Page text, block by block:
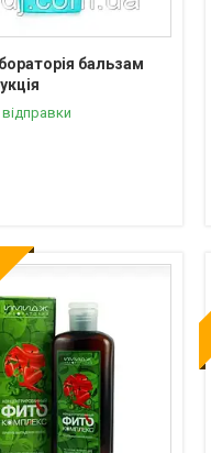
бальзам